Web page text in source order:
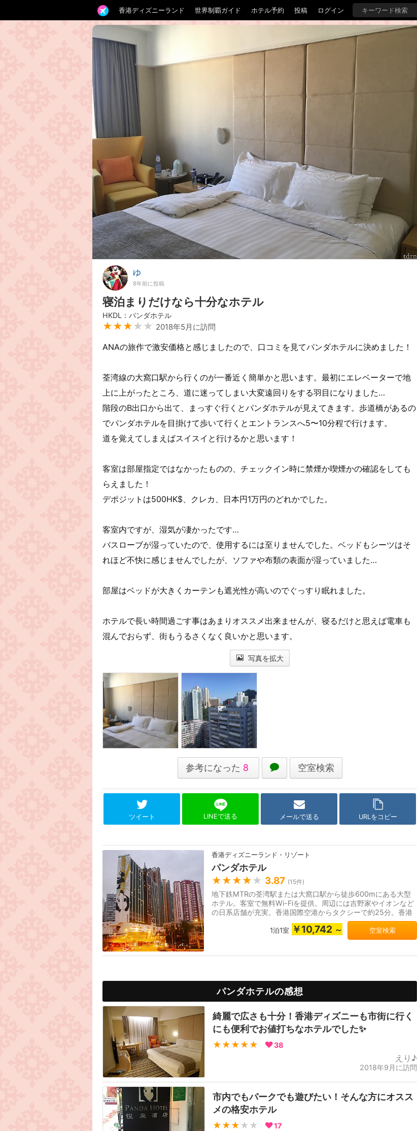
香港ディズニーランド 世界制覇ガイド ホテル予約 投稿 ログイン
ゆ
8年前に投稿
寝泊まりだけなら十分なホテル
HKDL：パンダホテル
★★★ ★★ 2018年5月に訪問
ANAの旅作で激安価格と感じましたので、口コミを見てパンダホテルに決めました！
荃湾線の大窩口駅から行くのが一番近く簡単かと思います。最初にエレベーターで地
上に上がったところ、道に迷ってしまい大変遠回りをする羽目になりました…
階段のB出口から出て、まっすぐ行くとパンダホテルが見えてきます。歩道橋があるの
でパンダホテルを目掛けて歩いて行くとエントランスへ5〜10分程で行けます。
道を覚えてしまえばスイスイと行けるかと思います！
客室は部屋指定ではなかったものの、チェックイン時に禁煙か喫煙かの確認をしても
らえました！
デポジットは500HK$、クレカ、日本円1万円のどれかでした。
客室内ですが、湿気が凄かったです…
バスローブが湿っていたので、使用するには至りませんでした。ベッドもシーツはそ
れほど不快に感じませんでしたが、ソファや布類の表面が湿っていました…
部屋はベッドが大きくカーテンも遮光性が高いのでぐっすり眠れました。
ホテルで長い時間過ごす事はあまりオススメ出来ませんが、寝るだけと思えば電車も
混んでおらず、街もうるさくなく良いかと思います。
写真を拡大
参考になった 8 空室検索
ツイート LINEで送る メールで送る URLをコピー
香港ディズニーランド・リゾート
パンダホテル
★★★★ ★ 3.87 (15件)
地下鉄MTRの荃湾駅または大窩口駅から徒歩600mにある大型
ホテル。客室で無料Wi-Fiを提供。周辺には吉野家やイオンなど
の日系店舗が充実。香港国際空港からタクシーで約25分。香港
ディズニーランドまでタクシーで...
1泊1室 ￥10,742 ～ 空室検索
パンダホテルの感想
綺麗で広さも十分！香港ディズニーも市街に行く
にも便利でお値打ちなホテルでした✨
★★★★★ 38
えり♪
2018年9月に訪問
市内でもパークでも遊びたい！そんな方にオスス
メの格安ホテル
★★★ ★★ 17